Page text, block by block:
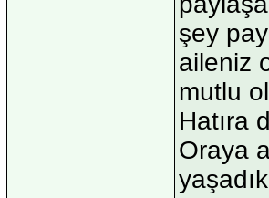
şey
aileniz
mutlu
Hatıra
Oraya